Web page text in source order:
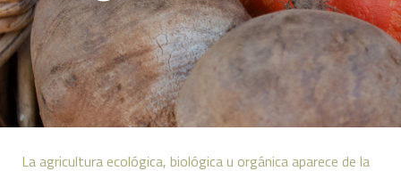
La agricultura ecológica, biológica u orgánica aparece de la